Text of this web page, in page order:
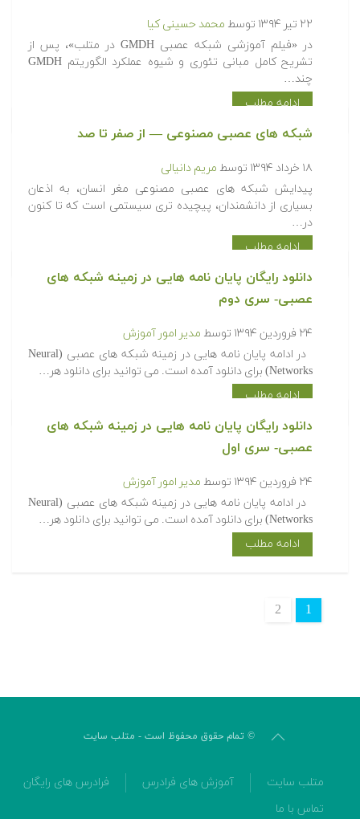
۲۲ تیر ۱۳۹۴ توسط محمد حسینی کیا
در «فیلم آموزشی شبکه عصبی GMDH در متلب»، پس از
تشریح کامل مبانی تئوری و شیوه عملکرد الگوریتم GMDH
چند…
ادامه مطلب
شبکه های عصبی مصنوعی — از صفر تا صد
۱۸ خرداد ۱۳۹۴ توسط مریم دانیالی
پیدایش شبکه های عصبی مصنوعی مغر انسان، به اذعان
بسیاری از دانشمندان، پیچیده تری سیستمی است که تا کنون
در…
ادامه مطلب
دانلود رایگان پایان نامه هایی در زمینه شبکه های
عصبی- سری دوم
۲۴ فروردین ۱۳۹۴ توسط مدیر امور آموزش
در ادامه پایان نامه هایی در زمینه شبکه های عصبی (Neural
Networks) برای دانلود آمده است. می توانید برای دانلود هر…
ادامه مطلب
دانلود رایگان پایان نامه هایی در زمینه شبکه های
عصبی- سری اول
۲۴ فروردین ۱۳۹۴ توسط مدیر امور آموزش
در ادامه پایان نامه هایی در زمینه شبکه های عصبی (Neural
Networks) برای دانلود آمده است. می توانید برای دانلود هر…
ادامه مطلب
1
2
© تمام حقوق محفوظ است - متلب سایت
متلب سایت آموزش های فرادرس
فرادرس های رایگان
تماس با ما